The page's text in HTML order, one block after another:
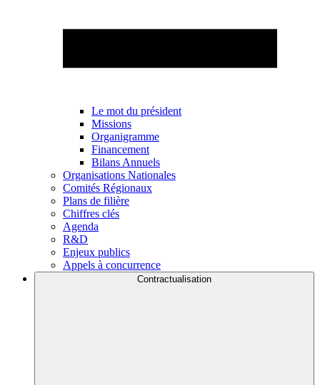
Le mot du président
Missions
Organigramme
Financement
Bilans Annuels
Organisations Nationales
Comités Régionaux
Plans de filière
Chiffres clés
Agenda
R&D
Enjeux publics
Appels à concurrence
Contractualisation